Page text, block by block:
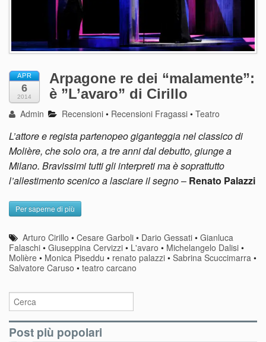
APR
6
2014
Arpagone re dei “malamente”:
è ”L’avaro” di Cirillo
Admin Recensioni • Recensioni Fragassi •Teatro
L’attore e regista partenopeo giganteggia nel classico di
Molière, che solo ora, a tre anni dal debutto, giunge a
Milano. Bravissimi tutti gli interpreti ma è soprattutto
l’allestimento scenico a lasciare il segno– Renato Palazzi
Per saperne di più
Arturo Cirillo •Cesare Garboli • Dario Gessati •Gianluca
Falaschi • Giuseppina Cervizzi • L'avaro • Michelangelo Dalisi •
Molière • Monica Piseddu • renato palazzi • Sabrina Scuccimarra •
Salvatore Caruso • teatro carcano
Post più popolari